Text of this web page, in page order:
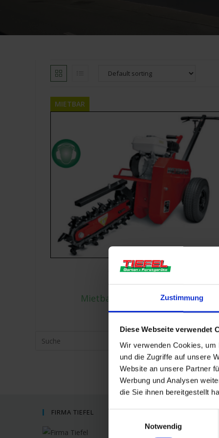
Zustimmung
Diese Webseite verwendet
Wir verwenden Cookies,
und die Zugriffe auf unsere
Website an unsere Partner
Werbung und Analysen
die Sie ihnen bereitgestellt
Notwendig
MIETBAR
Gartentechnik,Mietgeräte
Grabenfräse
Mietbar ab inkl. 19% MwSt.
FIRMA TIEFEL
Tiefel